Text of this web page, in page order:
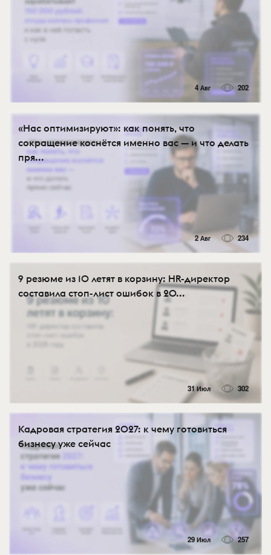
4 Авг 202
«Нас оптимизируют»: как понять, что
сокращение коснётся именно вас — и что делать
пря...
2 Авг 234
9 резюме из 10 летят в корзину: HR-директор
составила стоп-лист ошибок в 20...
31 Июл 302
Кадровая стратегия 2027: к чему готовиться
бизнесу уже сейчас
29 Июл 257